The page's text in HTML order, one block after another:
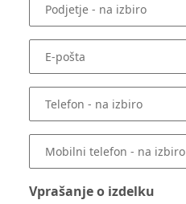
Podjetje - na izbiro
E-pošta
Telefon - na izbiro
Mobilni telefon - na izbiro
Vprašanje o izdelku